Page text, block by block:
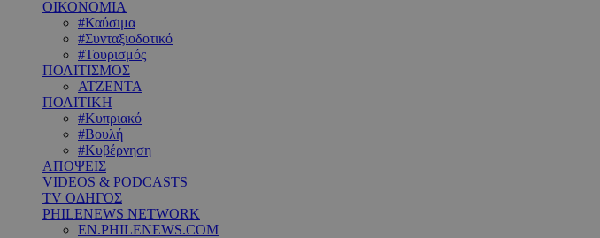
ΟΙΚΟΝΟΜΙΑ
#Καύσιμα
#Συνταξιοδοτικό
#Τουρισμός
ΠΟΛΙΤΙΣΜΟΣ
ΑΤΖΕΝΤΑ
ΠΟΛΙΤΙΚΗ
#Κυπριακό
#Βουλή
#Κυβέρνηση
ΑΠΟΨΕΙΣ
VIDEOS & PODCASTS
TV ΟΔΗΓΟΣ
PHILENEWS NETWORK
EN.PHILENEWS.COM